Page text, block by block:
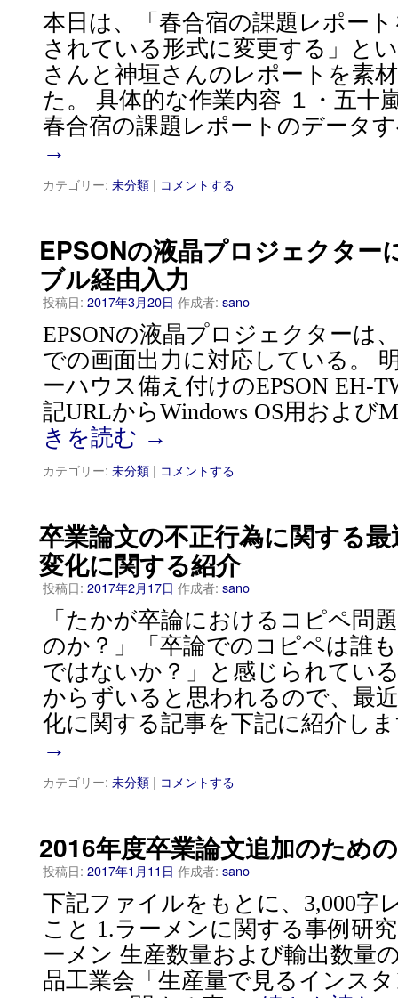
本日は、「春合宿の課題レポー
されている形式に変更する」と
さんと神垣さんのレポートを素
た。 具体的な作業内容 １・五十
春合宿の課題レポートのデータ
→
カテゴリー: 未分類 | コメントする
EPSONの液晶プロジェクター
ブル経由入力
投稿日: 2017年3月20日 作成者: sano
EPSONの液晶プロジェクターは
での画面出力に対応している。
ーハウス備え付けのEPSON EH-
記URLからWindows OS用および
きを読む →
カテゴリー: 未分類 | コメントする
卒業論文の不正行為に関する
変化に関する紹介
投稿日: 2017年2月17日 作成者: sano
「たかが卒論におけるコピペ問
のか？」「卒論でのコピペは誰
ではないか？」と感じられてい
からずいると思われるので、最
化に関する記事を下記に紹介し
→
カテゴリー: 未分類 | コメントする
2016年度卒業論文追加のため
投稿日: 2017年1月11日 作成者: sano
下記ファイルをもとに、3,000字
こと 1.ラーメンに関する事例
ーメン 生産数量および輸出数量
品工業会「生産量で見るインス